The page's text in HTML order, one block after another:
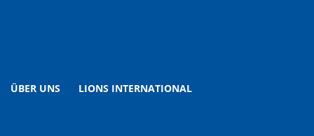
ÜBER UNS LIONS INTERNATIONAL